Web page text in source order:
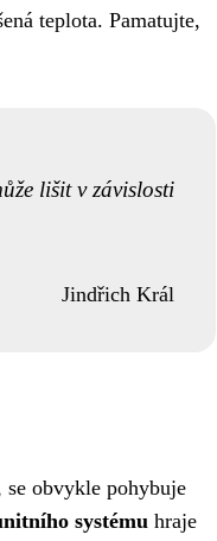
teplota. Pamatujte,
lišit v závislosti
Jindřich Král
obvykle pohybuje
systému hraje